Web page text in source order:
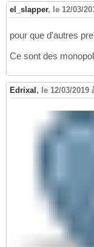
el_slapper, le 12/03/
pour que d'autres
Ce sont des
Edrixal , le 12/03/2019